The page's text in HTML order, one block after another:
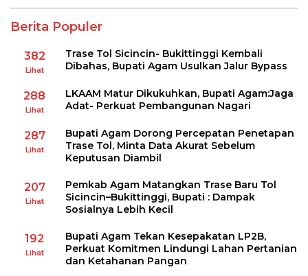
Berita Populer
382
Lihat
Trase Tol Sicincin- Bukittinggi Kembali
Dibahas, Bupati Agam Usulkan Jalur Bypass
288
Lihat
LKAAM Matur Dikukuhkan, Bupati Agam:Jaga
Adat- Perkuat Pembangunan Nagari
287
Lihat
Bupati Agam Dorong Percepatan Penetapan
Trase Tol, Minta Data Akurat Sebelum
Keputusan Diambil
207
Lihat
Pemkab Agam Matangkan Trase Baru Tol
Sicincin–Bukittinggi, Bupati : Dampak
Sosialnya Lebih Kecil
192
Lihat
Bupati Agam Tekan Kesepakatan LP2B,
Perkuat Komitmen Lindungi Lahan Pertanian
dan Ketahanan Pangan